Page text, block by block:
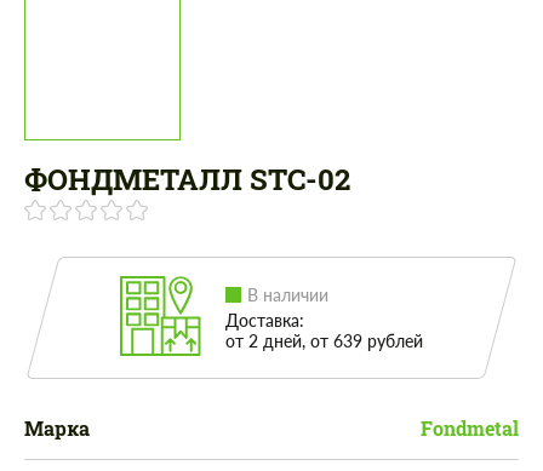
ФОНДМЕТАЛЛ STC-02
В наличии
Доставка:
от 2 дней, от 639 рублей
Марка Fondmetal